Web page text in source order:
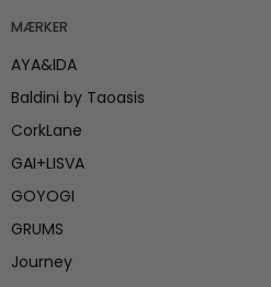
MÆRKER
AYA&IDA
Baldini by Taoasis
CorkLane
GAI+LISVA
GOYOGI
GRUMS
Journey